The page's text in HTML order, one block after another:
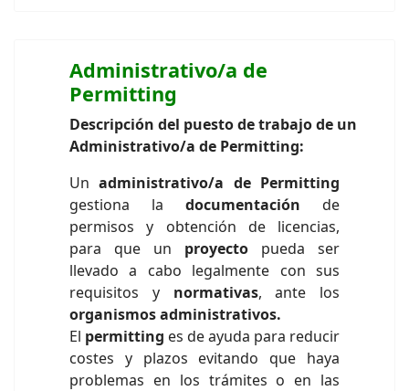
Administrativo/a de
Permitting
Descripción del puesto de trabajo de un
Administrativo/a de Permitting:
Unadministrativo/a de Permitting
gestiona la documentación de
permisos y obtención de licencias,
para que un proyecto pueda ser
llevado a cabo legalmente con sus
requisitos y normativas, ante los
organismos administrativos.
El permitting es de ayuda para reducir
costes y plazos evitando que haya
problemas en los trámites o en las